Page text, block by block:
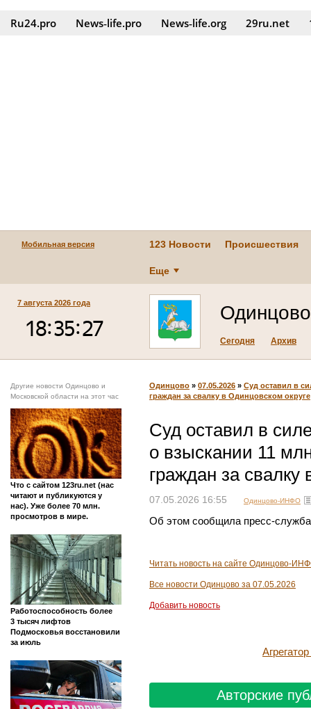
Ru24.pro News‑life.pro News‑life.org 29ru.net
Мобильная версия 123 Новости Происшествия
Еще
7 августа 2026 года Одинцово
Сегодня Архив
Другие новости Одинцово и
Московской области на этот час
Что с сайтом 123ru.net (нас
читают и публикуются у
нас). Уже более 70 млн.
просмотров в мире.
Работоспособность более
3 тысяч лифтов
Подмосковья восстановили
за июль
Одинцово » 07.05.2026 » Суд оставил в
граждан за свалку в Одинцовском округе
Суд оставил в
о взыскании 11
граждан за свалку
07.05.2026 16:55 Одинцово-ИНФО
Об этом сообщила пресс-
Читать новость на сайте Одинцово-
Все новости Одинцово за 07.05.2026
Добавить новость
Авторские